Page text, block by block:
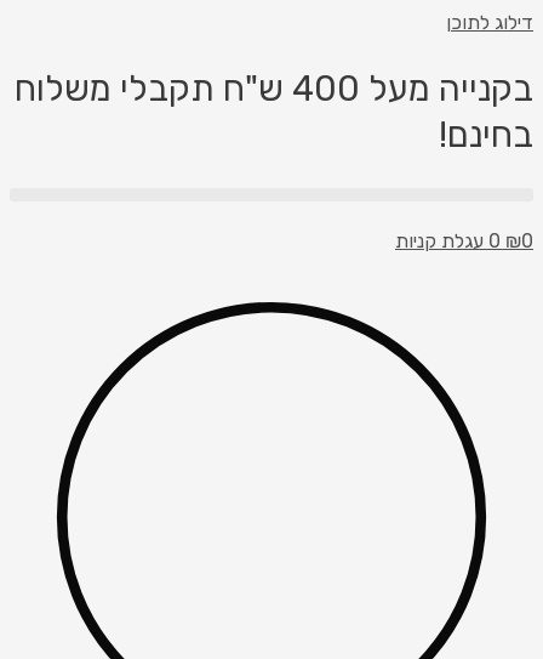
לתוכן
בקנייה מעל 400 ש"ח תקבלי משלוח
עגלת קניות